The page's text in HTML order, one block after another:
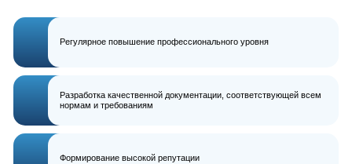
Регулярное повышение профессионального уровня
Разработка качественной документации, соответствующей всем
нормам и требованиям
Формирование высокой репутации